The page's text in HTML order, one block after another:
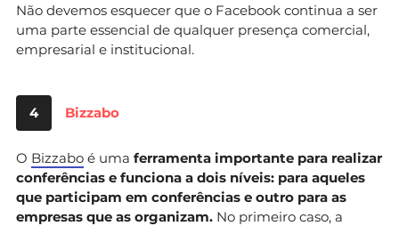
Não devemos esquecer que o Facebook continua a ser
uma parte essencial de qualquer presença comercial,
empresarial e institucional.
4 Bizzabo
O Bizzabo é uma ferramenta importante para realizar
conferências e funciona a dois níveis: para aqueles
que participam em conferências e outro para as
empresas que as organizam. No primeiro caso, a